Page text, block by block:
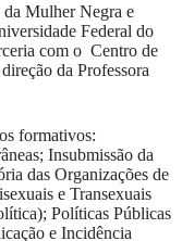
Mulher Negra e
Federal do
com o Centro de
da Professora
formativos:
Insubmissão da
das Organizações de
e Transexuais
Políticas Públicas
e Incidência